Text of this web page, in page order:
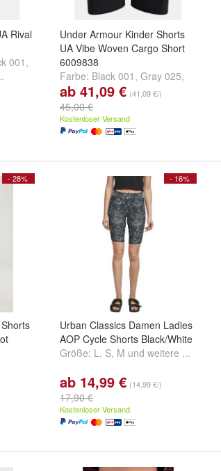
Rival
001,
Under Armour Kinder Shorts
UA Vibe Woven Cargo Short
6009838
Farbe: Black 001 , Gray 025,
Brown 299und weitere ...
ab 41,09 € (41,09 €/)
45,00 €
Kostenloser Versand
- 28% - 16%
Urban Classics Damen Ladies
AOP Cycle Shorts Black/White
Größe: L, S, M und weitere ...
ab 14,99 € (14,99 €/)
17,90 €
Kostenloser Versand